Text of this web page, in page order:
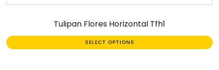
Tulipan Flores Horizontal Tfh1
SELECT OPTIONS